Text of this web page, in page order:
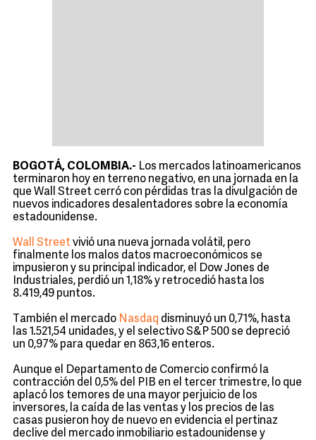
BOGOTÁ, COLOMBIA.- Los mercados latinoamericanos
terminaron hoy en terreno negativo, en una jornada en la
que Wall Street cerró con pérdidas tras la divulgación de
nuevos indicadores desalentadores sobre la economía
estadounidense.
Wall Streetvivió una nueva jornada volátil, pero
finalmente los malos datos macroeconómicos se
impusieron y su principal indicador, el Dow Jones de
Industriales, perdió un 1,18% y retrocedió hasta los
8.419,49 puntos.
También el mercado Nasdaq disminuyó un 0,71%, hasta
las 1.521,54 unidades, y el selectivo S&P 500 se depreció
un 0,97% para quedar en 863,16 enteros.
Aunque el Departamento de Comercio confirmó la
contracción del 0,5% del PIB en el tercer trimestre, lo que
aplacó los temores de una mayor perjuicio de los
inversores, la caída de las ventas y los precios de las
casas pusieron hoy de nuevo en evidencia el pertinaz
declive del mercado inmobiliario estadounidense y